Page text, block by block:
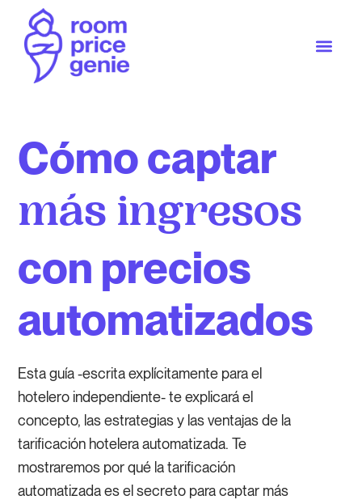
Cómo captar
más ingresos
con precios
automatizados
Esta guía -escrita explícitamente para el
hotelero independiente- te explicará el
concepto, las estrategias y las ventajas de la
tarificación hotelera automatizada. Te
mostraremos por qué la tarificación
automatizada es el secreto para captar más